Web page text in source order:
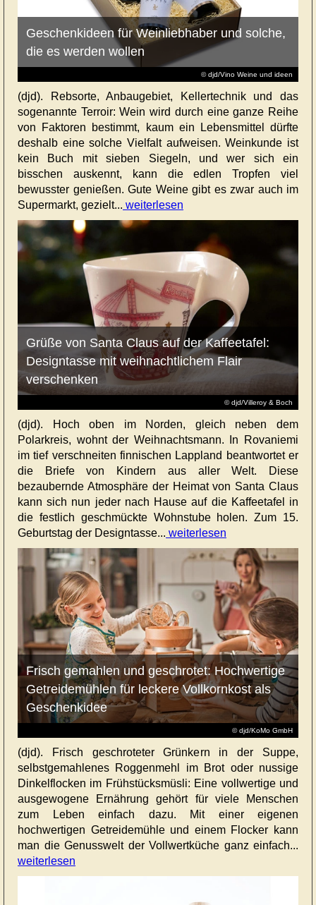
© djd/Vino Weine und ideen
Geschenkideen für Weinliebhaber und solche,
die es werden wollen
(djd). Rebsorte, Anbaugebiet, Kellertechnik und das
sogenannte Terroir: Wein wird durch eine ganze Reihe
von Faktoren bestimmt, kaum ein Lebensmittel dürfte
deshalb eine solche Vielfalt aufweisen. Weinkunde ist
kein Buch mit sieben Siegeln, und wer sich ein
bisschen auskennt, kann die edlen Tropfen viel
bewusster genießen. Gute Weine gibt es zwar auch im
Supermarkt, gezielt... weiterlesen
© djd/Villeroy & Boch
Grüße von Santa Claus auf der Kaffeetafel:
Designtasse mit weihnachtlichem Flair
verschenken
(djd). Hoch oben im Norden, gleich neben dem
Polarkreis, wohnt der Weihnachtsmann. In Rovaniemi
im tief verschneiten finnischen Lappland beantwortet er
die Briefe von Kindern aus aller Welt. Diese
bezaubernde Atmosphäre der Heimat von Santa Claus
kann sich nun jeder nach Hause auf die Kaffeetafel in
die festlich geschmückte Wohnstube holen. Zum 15.
Geburtstag der Designtasse... weiterlesen
© djd/KoMo GmbH
Frisch gemahlen und geschrotet: Hochwertige
Getreidemühlen für leckere Vollkornkost als
Geschenkidee
(djd). Frisch geschroteter Grünkern in der Suppe,
selbstgemahlenes Roggenmehl im Brot oder nussige
Dinkelflocken im Frühstücksmüsli: Eine vollwertige und
ausgewogene Ernährung gehört für viele Menschen
zum Leben einfach dazu. Mit einer eigenen
hochwertigen Getreidemühle und einem Flocker kann
man die Genusswelt der Vollwertküche ganz einfach...
weiterlesen